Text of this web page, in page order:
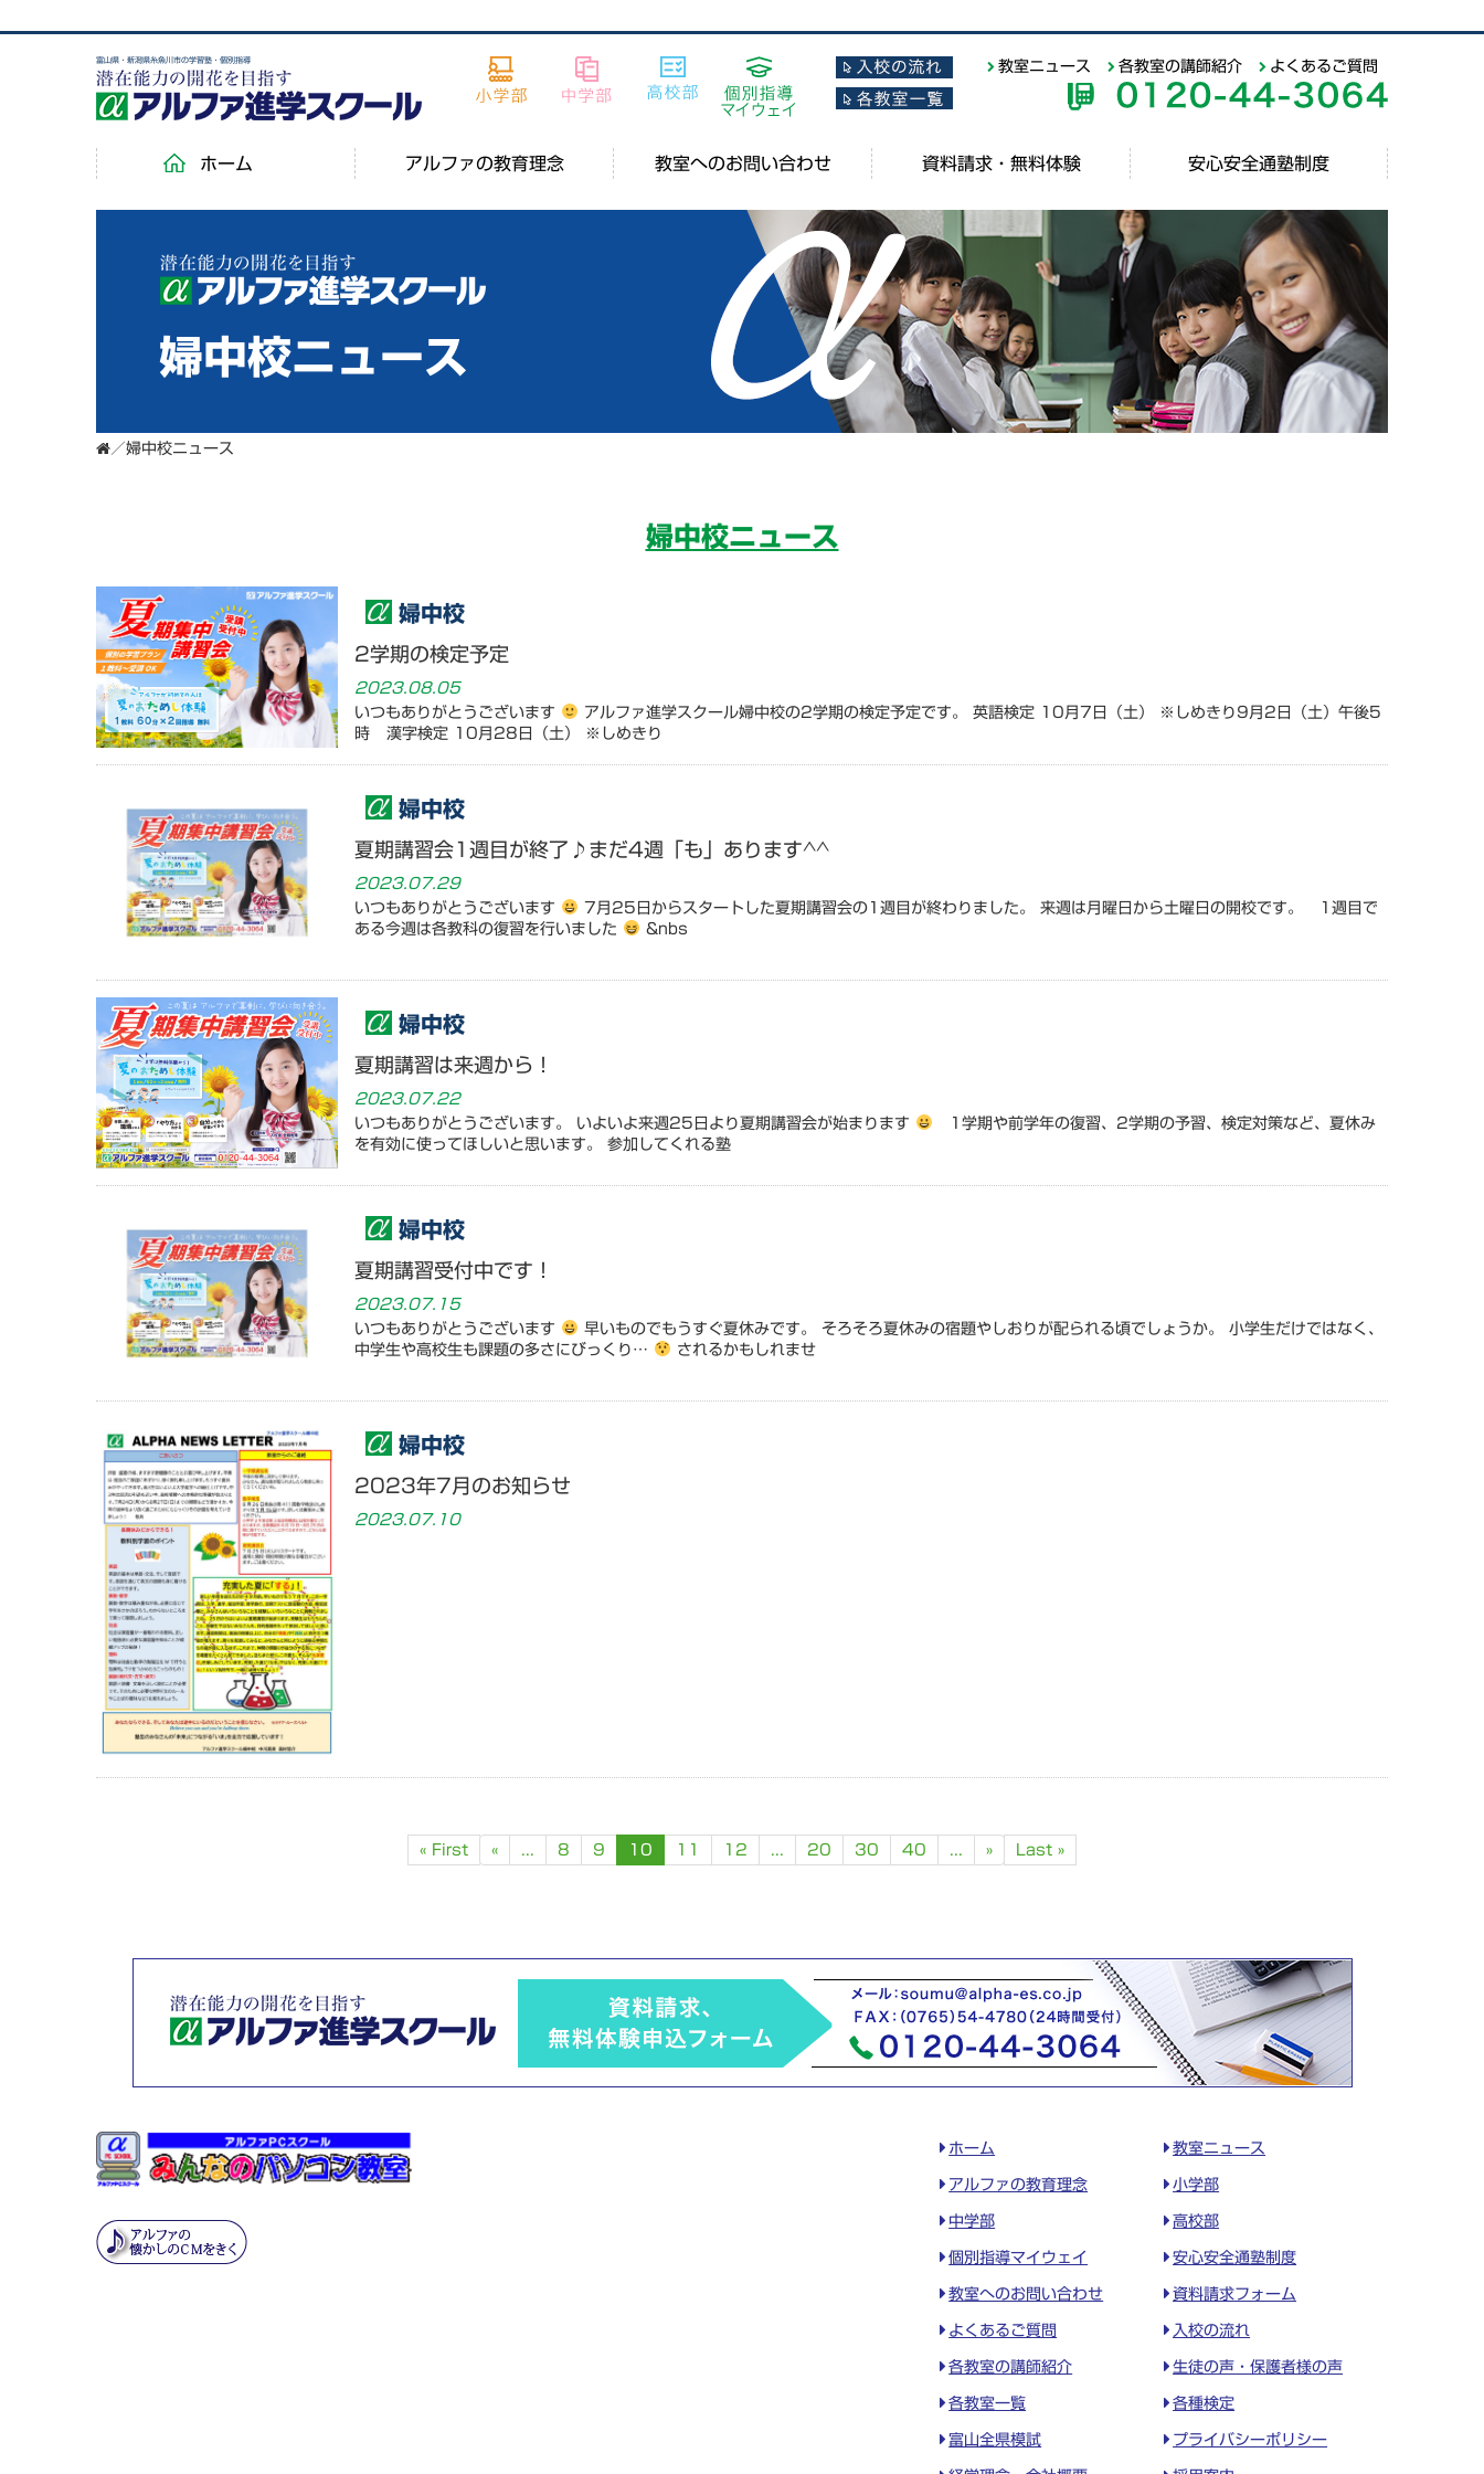
富山県・新潟県糸魚川市の学習塾・個別指導 教室ニュース 各教室の講師紹介 よくあるご質問
ホーム アルファの教育理念 教室へのお問い合わせ 資料請求・無料体験 安心安全通塾制度
婦中校ニュース
／婦中校ニュース
婦中校ニュース
婦中校
2学期の検定予定
2023.08.05
いつもありがとうございます
アルファ進学スクール婦中校の2学期の検定予定です。 英語検定 10月7日（土） ※しめきり9月2日（土）午後5
時 漢字検定 10月28日（土） ※しめきり
婦中校
夏期講習会1週目が終了♪まだ4週「も」あります^^
2023.07.29
いつもありがとうございます
7月25日からスタートした夏期講習会の1週目が終わりました。 来週は月曜日から土曜日の開校です。 1週目で
ある今週は各教科の復習を行いました
&nbs
婦中校
夏期講習は来週から！
2023.07.22
いつもありがとうございます。 いよいよ来週25日より夏期講習会が始まります
1学期や前学年の復習、2学期の予習、検定対策など、夏休み
を有効に使ってほしいと思います。 参加してくれる塾
婦中校
夏期講習受付中です！
2023.07.15
いつもありがとうございます
早いものでもうすぐ夏休みです。 そろそろ夏休みの宿題やしおりが配られる頃でしょうか。 小学生だけではなく、
中学生や高校生も課題の多さにびっくり…
されるかもしれませ
婦中校
2023年7月のお知らせ
2023.07.10
« First « ... 8 9 10 11 12 ... 20 30 40 ... » Last »
ホーム 教室ニュース
アルファの教育理念 小学部
中学部 高校部
個別指導マイウェイ 安心安全通塾制度
教室へのお問い合わせ 資料請求フォーム
よくあるご質問 入校の流れ
各教室の講師紹介 生徒の声・保護者様の声
各教室一覧 各種検定
富山全県模試 プライバシーポリシー